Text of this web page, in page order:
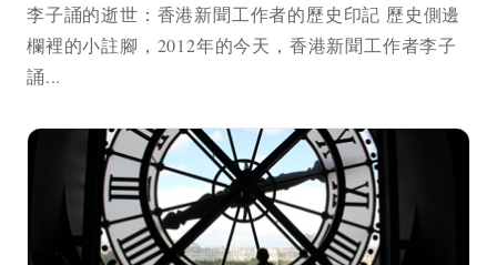
李子誦的逝世：香港新聞工作者的歷史印記 歷史側邊
欄裡的小註腳，2012年的今天，香港新聞工作者李子
誦...